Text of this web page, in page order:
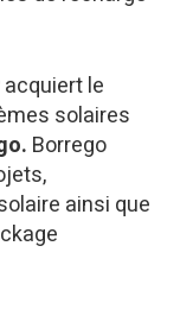
acquiert le
solaires
Borrego
ainsi que